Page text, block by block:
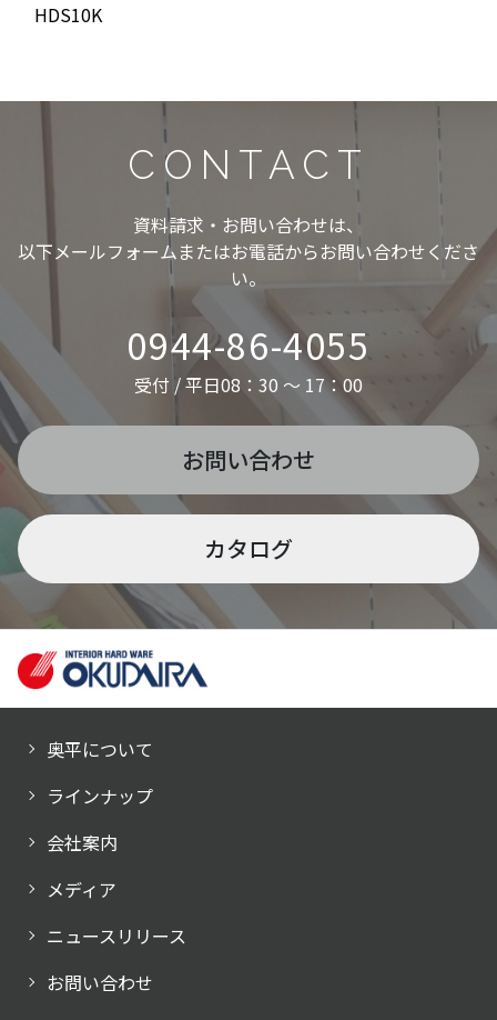
HDS10K
CONTACT
資料請求・お問い合わせは、
以下メールフォームまたはお電話からお問い合わせくださ
い。
0944-86-4055
受付 / 平日08：30 ～ 17：00
お問い合わせ
カタログ
奥平について
ラインナップ
会社案内
メディア
ニュースリリース
お問い合わせ